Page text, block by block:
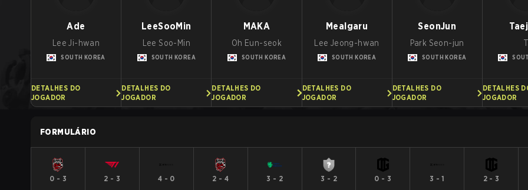
Ade
Lee Ji-hwan
SOUTH KOREA
DETALHES DO
JOGADOR
LeeSooMin
Lee Soo-Min
SOUTH KOREA
DETALHES DO
JOGADOR
MAKA
Oh Eun-seok
SOUTH KOREA
DETALHES DO
JOGADOR
Mealgaru
Lee Jeong-hwan
SOUTH KOREA
DETALHES DO
JOGADOR
SeonJun
Park Seon-jun
SOUTH KOREA
DETALHES DO
JOGADOR
DETALHES
JOGADOR
FORMULÁRIO
0 - 3
2 - 3
4 - 0
2 - 4
3 - 2
3 - 2
0 - 3
3 -1
2 - 3